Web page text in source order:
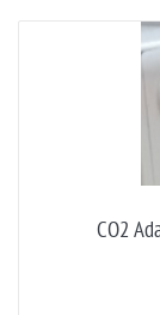
CO2